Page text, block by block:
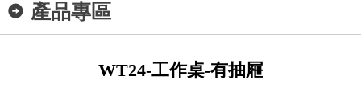
產品專區
WT24-工作桌-有抽屜